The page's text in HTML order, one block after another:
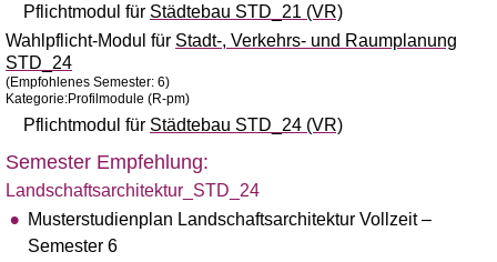
Pflichtmodul für Städtebau STD_21 (VR)
Wahlpflicht-Modul für Stadt-, Verkehrs- und Raumplanung
STD_24
(Empfohlenes Semester: 6)
Kategorie:Profilmodule (R-pm)
Pflichtmodul für Städtebau STD_24 (VR)
Semester Empfehlung:
Landschaftsarchitektur_STD_24
Musterstudienplan Landschaftsarchitektur Vollzeit –
Semester 6